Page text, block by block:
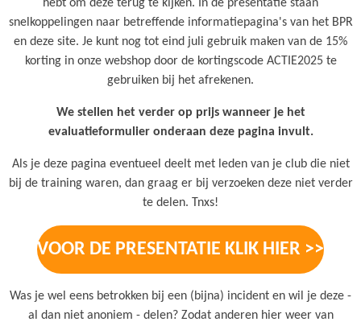
hebt om deze terug te kijken. In de presentatie staan
snelkoppelingen naar betreffende informatiepagina's van het BPR
en deze site. Je kunt nog tot eind juli gebruik maken van de 15%
korting in onze webshop door de kortingscode ACTIE2025 te
gebruiken bij het afrekenen.
We stellen het verder op prijs wanneer je het
evaluatieformulier onderaan deze pagina invult.
Als je deze pagina eventueel deelt met leden van je club die niet
bij de training waren, dan graag er bij verzoeken deze niet verder
te delen. Tnxs!
VOOR DE PRESENTATIE KLIK HIER >>
Was je wel eens betrokken bij een (bijna) incident en wil je deze -
al dan niet anoniem - delen? Zodat anderen hier weer van